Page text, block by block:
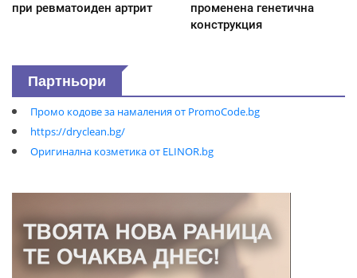
при ревматоиден артрит
променена генетична
конструкция
Партньори
Промо кодове за намаления от PromoCode.bg
https://dryclean.bg/
Оригинална козметика от ELINOR.bg